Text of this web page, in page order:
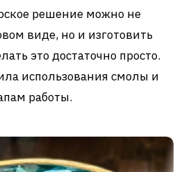
решение можно не
виде, но и изготовить
это достаточно просто.
использования смолы и
работы.